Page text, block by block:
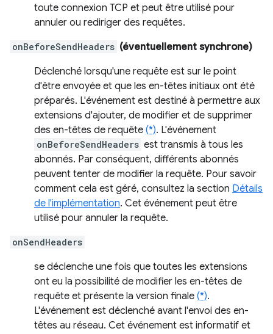
toute connexion TCP et peut être utilisé pour
annuler ou rediriger des requêtes.
onBeforeSendHeaders (éventuellement synchrone)
Déclenché lorsqu'une requête est sur le point
d'être envoyée et que les en-têtes initiaux ont été
préparés. L'événement est destiné à permettre aux
extensions d'ajouter, de modifier et de supprimer
des en-têtes de requête (*). L'événement
onBeforeSendHeaders est transmis à tous les
abonnés. Par conséquent, différents abonnés
peuvent tenter de modifier la requête. Pour savoir
comment cela est géré, consultez la section Détails
de l'implémentation. Cet événement peut être
utilisé pour annuler la requête.
onSendHeaders
se déclenche une fois que toutes les extensions
ont eu la possibilité de modifier les en-têtes de
requête et présente la version finale (*).
L'événement est déclenché avant l'envoi des en-
têtes au réseau. Cet événement est informatif et